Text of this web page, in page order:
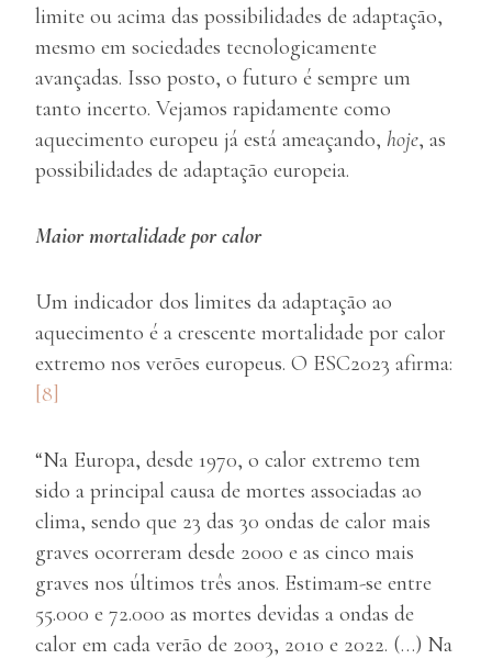
limite ou acima das possibilidades de adaptação,
mesmo em sociedades tecnologicamente
avançadas. Isso posto, o futuro é sempre um
tanto incerto. Vejamos rapidamente como
aquecimento europeu já está ameaçando, hoje, as
possibilidades de adaptação europeia.
Maior mortalidade por calor
Um indicador dos limites da adaptação ao
aquecimento é a crescente mortalidade por calor
extremo nos verões europeus. O ESC2023 afirma:
[8]
“Na Europa, desde 1970, o calor extremo tem
sido a principal causa de mortes associadas ao
clima, sendo que 23 das 30 ondas de calor mais
graves ocorreram desde 2000 e as cinco mais
graves nos últimos três anos. Estimam-se entre
55.000 e 72.000 as mortes devidas a ondas de
calor em cada verão de 2003, 2010 e 2022. (…) Na